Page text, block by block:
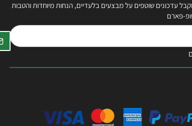
עדכונים שוטפים על מבצעים בלעדיים, הנחות מיוחדות והטבות
פארם